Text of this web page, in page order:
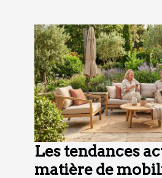
Les tendances
matière de